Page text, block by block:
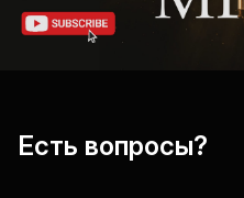
Есть вопросы?